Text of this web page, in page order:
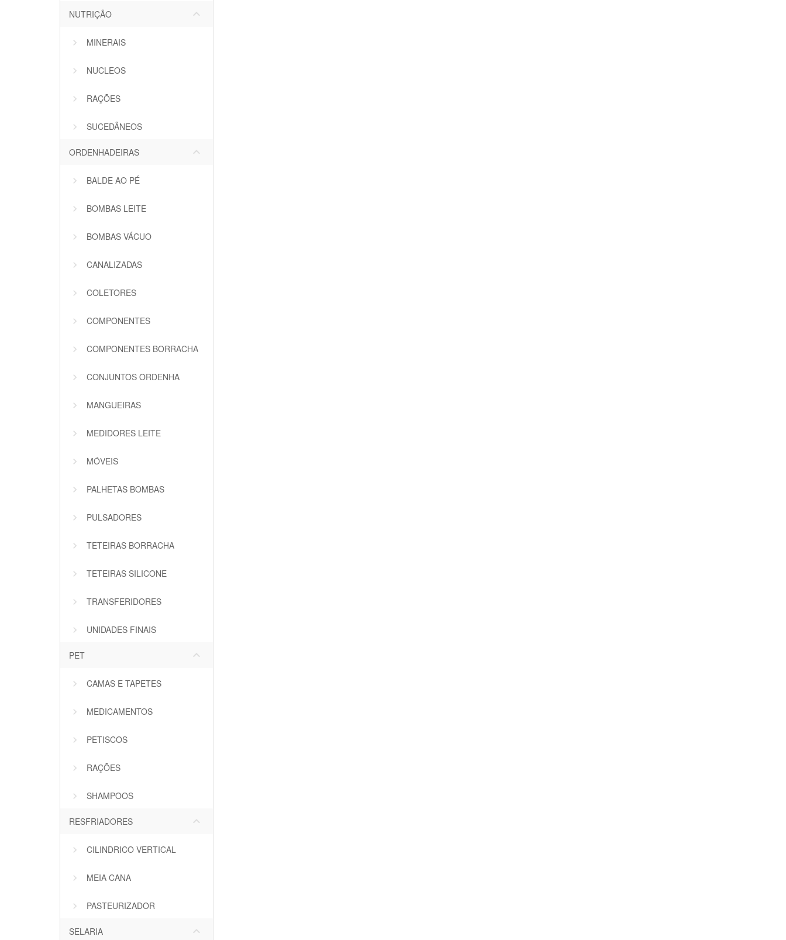
NUTRIÇÃO keyboard_arrow_down
MINERAIS
NUCLEOS
RAÇÕES
SUCEDÂNEOS
ORDENHADEIRAS keyboard_arrow_down
BALDE AO PÉ
BOMBAS LEITE
BOMBAS VÁCUO
CANALIZADAS
COLETORES
COMPONENTES
COMPONENTES BORRACHA
CONJUNTOS ORDENHA
MANGUEIRAS
MEDIDORES LEITE
MÓVEIS
PALHETAS BOMBAS
PULSADORES
TETEIRAS BORRACHA
TETEIRAS SILICONE
TRANSFERIDORES
UNIDADES FINAIS
PET keyboard_arrow_down
CAMAS E TAPETES
MEDICAMENTOS
PETISCOS
RAÇÕES
SHAMPOOS
RESFRIADORES keyboard_arrow_down
CILINDRICO VERTICAL
MEIA CANA
PASTEURIZADOR
SELARIA keyboard_arrow_down